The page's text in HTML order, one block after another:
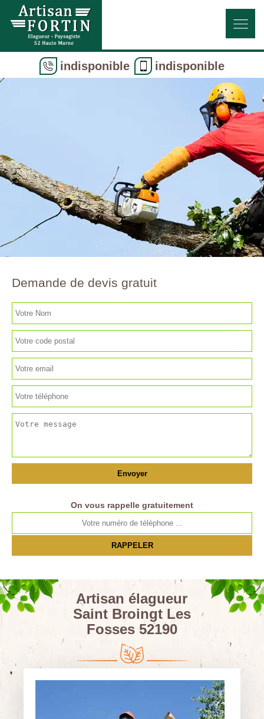
indisponible indisponible
Demande de devis gratuit
On vous rappelle gratuitement
Artisan élagueur
Saint Broingt Les
Fosses 52190